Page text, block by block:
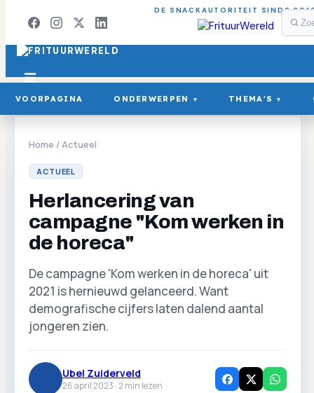
DE SNACKAUTORITEIT SINDS
VOORPAGINA ONDERWERPEN ▾ THEMA'S ▾
Home /Actueel
ACTUEEL
Herlancering van
campagne "Kom werken in
de horeca"
De campagne 'Kom werken in de horeca' uit
2021 is hernieuwd gelanceerd. Want
demografische cijfers laten dalend aantal
jongeren zien.
Ubel Zuiderveld
26 april 2023 ·2 min lezen